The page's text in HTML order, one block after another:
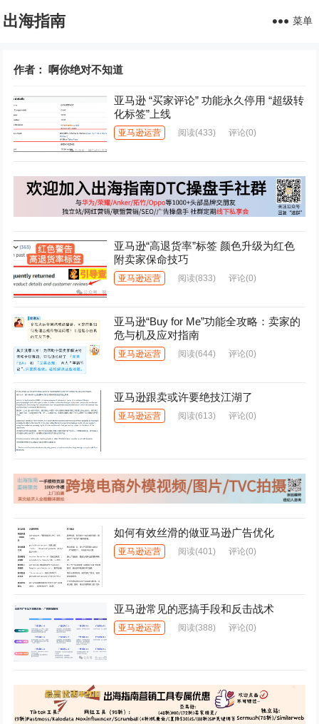
出海指南 菜单
作者：啊你绝对不知道
亚马逊 “买家评论” 功能永久停用 “超级转
化标签”上线
亚马逊运营 阅读(433) 评论(0)
亚马逊“高退货率”标签 颜色升级为红色
附卖家保命技巧
亚马逊运营 阅读(833) 评论(0)
亚马逊“Buy for Me”功能全攻略：卖家的
危与机及应对指南
亚马逊运营 阅读(644) 评论(0)
亚马逊跟卖或许要绝技江湖了
亚马逊运营 阅读(613) 评论(0)
如何有效丝滑的做亚马逊广告优化
亚马逊运营 阅读(401) 评论(0)
亚马逊常见的恶搞手段和反击战术
亚马逊运营 阅读(388) 评论(0)